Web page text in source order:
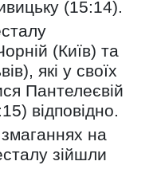
(15:14).
(Київ) та
які у своїх
Пантелеєвій
відповідно.
на
зійшли